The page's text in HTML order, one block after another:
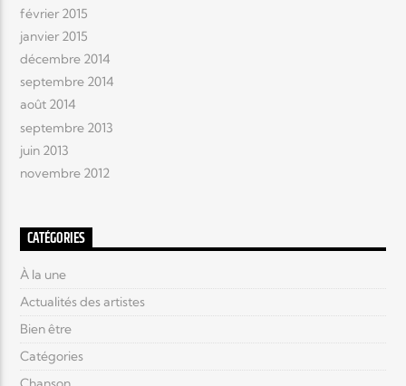
février 2015
janvier 2015
décembre 2014
septembre 2014
août 2014
septembre 2013
juin 2013
novembre 2012
CATÉGORIES
À la une
Actualités des artistes
Bien être
Catégories